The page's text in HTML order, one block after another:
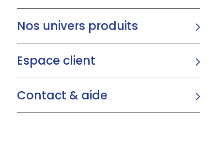
Nos univers produits
Espace client
Contact & aide